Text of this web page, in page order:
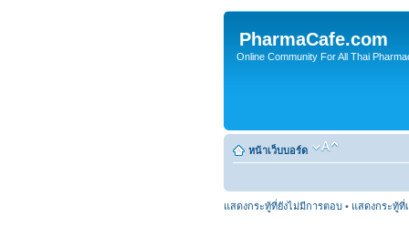
PharmaCafe.com
Online Community For All Thai
หน้าเว็บบอร์ด
แสดงกระทู้ที่ยังไม่มีการตอบ • แสดงกระทู้ที่